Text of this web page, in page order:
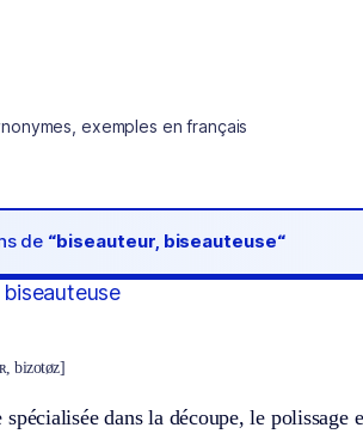
exemples en français
de “biseauteur, biseauteuse“
bizotøz]
spécialisée dans la découpe, le